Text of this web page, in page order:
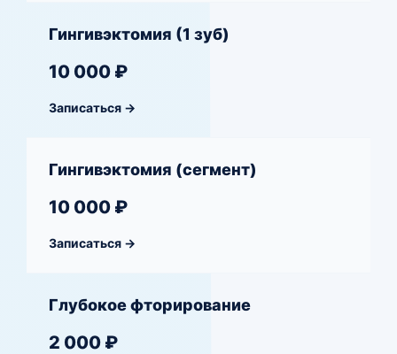
Гингивэктомия (1 зуб)
10 000 ₽
Записаться →
Гингивэктомия (сегмент)
10 000 ₽
Записаться →
Глубокое фторирование
2 000 ₽